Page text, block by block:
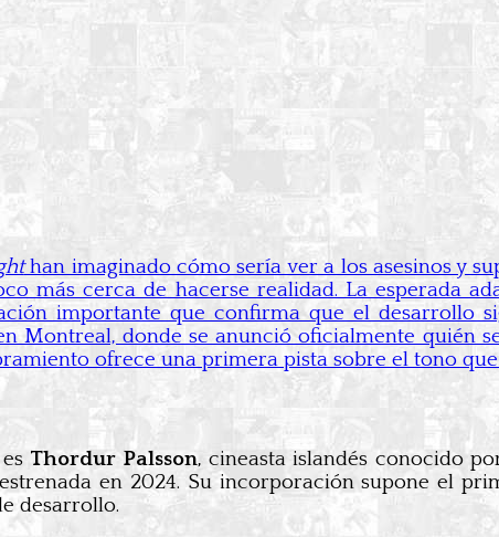
han imaginado cómo sería ver a los asesinos y
más cerca de hacerse realidad. La esperada
importante que confirma que el desarrollo
Montreal, donde se anunció oficialmente quién
ofrece una primera pista sobre el tono
Thordur Palsson, cineasta islandés conocido
en 2024. Su incorporación supone el
desarrollo.